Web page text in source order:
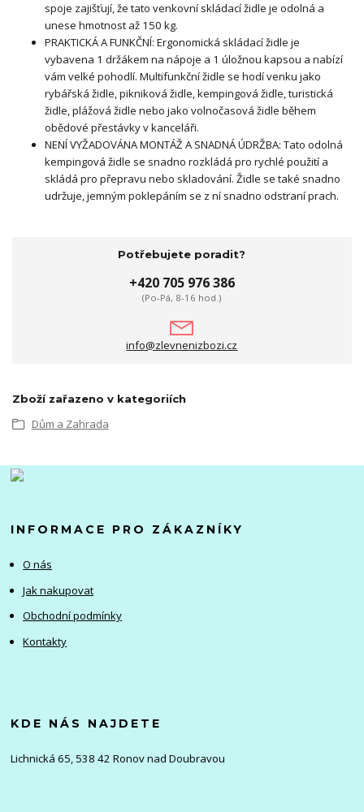
spoje zajišťují, že tato venkovní skládací židle je odolná a
unese hmotnost až 150 kg.
PRAKTICKÁ A FUNKČNÍ: Ergonomická skládací židle je
vybavena 1 držákem na nápoje a 1 úložnou kapsou a nabízí
vám velké pohodlí. Multifunkční židle se hodí venku jako
rybářská židle, pikniková židle, kempingová židle, turistická
židle, plážová židle nebo jako volnočasová židle během
obědové přestávky v kanceláři.
NENÍ VYŽADOVÁNA MONTÁŽ A SNADNÁ ÚDRŽBA: Tato odolná
kempingová židle se snadno rozkládá pro rychlé použití a
skládá pro přepravu nebo skladování. Židle se také snadno
udržuje, jemným poklepáním se z ní snadno odstraní prach.
Potřebujete poradit?
+420 705 976 386
(Po-Pá, 8-16 hod.)
info@zlevnenizbozi.cz
Zboží zařazeno v kategoriích
Dům a Zahrada
INFORMACE PRO ZÁKAZNÍKY
O nás
Jak nakupovat
Obchodní podmínky
Kontakty
KDE NÁS NAJDETE
Lichnická 65, 538 42 Ronov nad Doubravou